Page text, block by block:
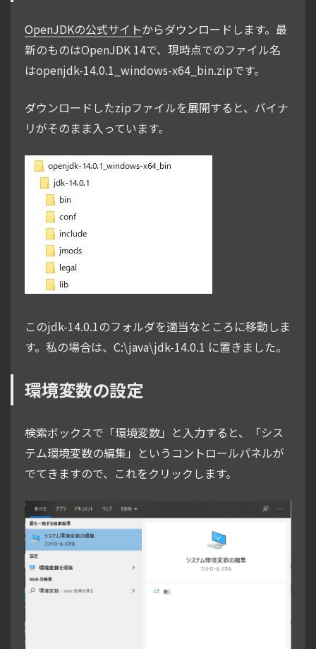
OpenJDKの公式サイトからダウンロードします。最
新のものはOpenJDK 14で、現時点でのファイル名
はopenjdk-14.0.1_windows-x64_bin.zipです。
ダウンロードしたzipファイルを展開すると、バイナ
リがそのまま入っています。
このjdk-14.0.1のフォルダを適当なところに移動しま
す。私の場合は、C:\java\jdk-14.0.1 に置きました。
環境変数の設定
検索ボックスで「環境変数」と入力すると、「シス
テム環境変数の編集」というコントロールパネルが
でてきますので、これをクリックします。